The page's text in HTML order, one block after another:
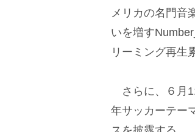
メリカの名門音
いを増す
リーミング再生
さらに、６月
年サッカーテー